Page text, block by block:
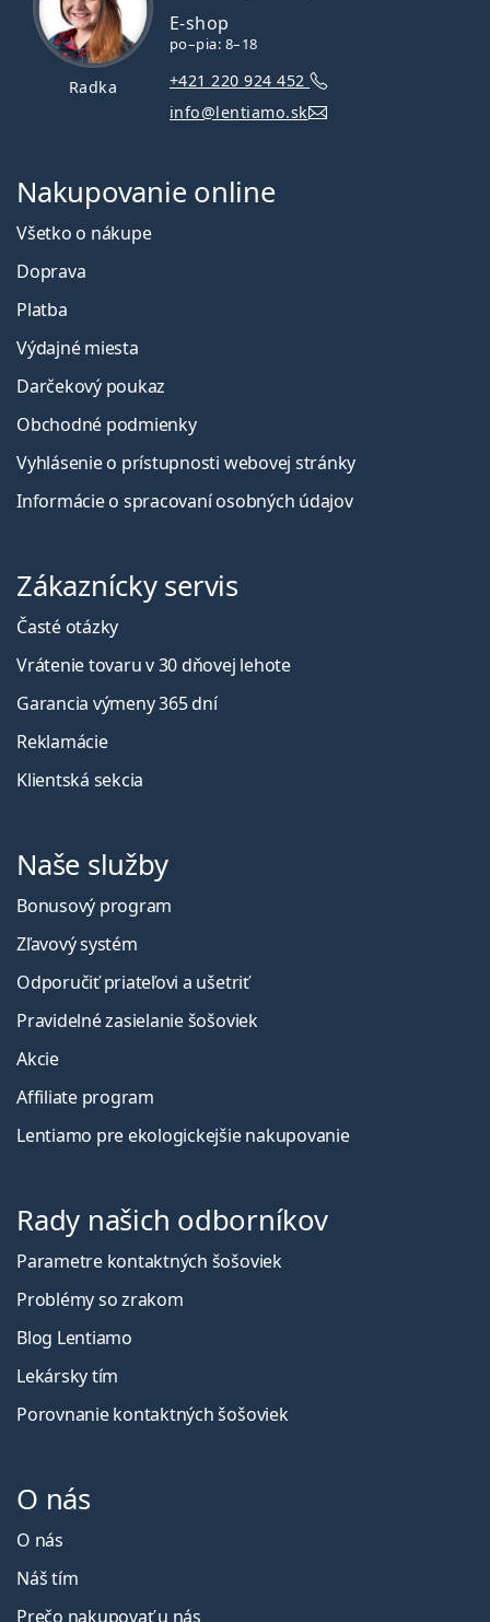
Radka
E-shop
po–pia: 8–18
+421 220 924 452
info@lentiamo.sk
Nakupovanie online
Všetko o nákupe
Doprava
Platba
Výdajné miesta
Darčekový poukaz
Obchodné podmienky
Vyhlásenie o prístupnosti webovej stránky
Informácie o spracovaní osobných údajov
Zákaznícky servis
Časté otázky
Vrátenie tovaru v 30 dňovej lehote
Garancia výmeny 365 dní
Reklamácie
Klientská sekcia
Naše služby
Bonusový program
Zľavový systém
Odporučiť priateľovi a ušetriť
Pravidelné zasielanie šošoviek
Akcie
Affiliate program
Lentiamo pre ekologickejšie nakupovanie
Rady našich odborníkov
Parametre kontaktných šošoviek
Problémy so zrakom
Blog Lentiamo
Lekársky tím
Porovnanie kontaktných šošoviek
O nás
O nás
Náš tím
Prečo nakupovať u nás